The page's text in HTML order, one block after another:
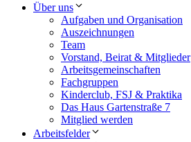
Über uns
Aufgaben und Organisation
Auszeichnungen
Team
Vorstand, Beirat & Mitglieder
Arbeitsgemeinschaften
Fachgruppen
Kinderclub, FSJ & Praktika
Das Haus Gartenstraße 7
Mitglied werden
Arbeitsfelder